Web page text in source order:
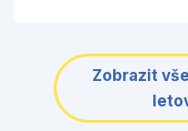
Zobrazit